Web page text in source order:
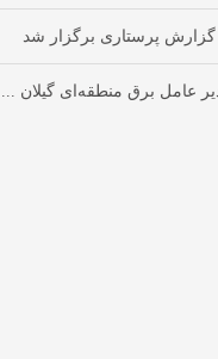
پرستاری برگزار شد
عامل برق منطقه‌ای گیلان ...